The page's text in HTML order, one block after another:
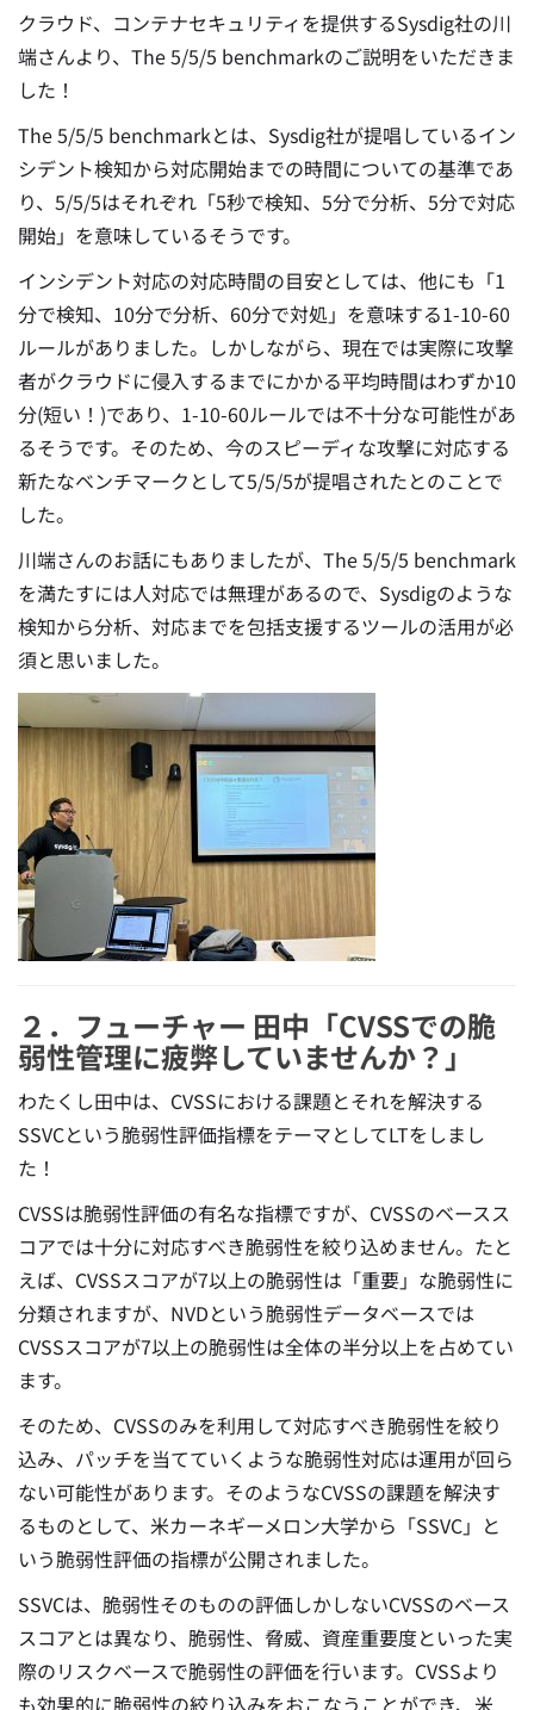
クラウド、コンテナセキュリティを提供するSysdig社の川
端さんより、The 5/5/5 benchmarkのご説明をいただきま
した！
The 5/5/5 benchmarkとは、Sysdig社が提唱しているイン
シデント検知から対応開始までの時間についての基準であ
り、5/5/5はそれぞれ「5秒で検知、5分で分析、5分で対応
開始」を意味しているそうです。
インシデント対応の対応時間の目安としては、他にも「1
分で検知、10分で分析、60分で対処」を意味する1-10-60
ルールがありました。しかしながら、現在では実際に攻撃
者がクラウドに侵入するまでにかかる平均時間はわずか10
分(短い！)であり、1-10-60ルールでは不十分な可能性があ
るそうです。そのため、今のスピーディな攻撃に対応する
新たなベンチマークとして5/5/5が提唱されたとのことで
した。
川端さんのお話にもありましたが、The 5/5/5 benchmark
を満たすには人対応では無理があるので、Sysdigのような
検知から分析、対応までを包括支援するツールの活用が必
須と思いました。
２．フューチャー 田中「CVSSでの脆
弱性管理に疲弊していませんか？」
わたくし田中は、CVSSにおける課題とそれを解決する
SSVCという脆弱性評価指標をテーマとしてLTをしまし
た！
CVSSは脆弱性評価の有名な指標ですが、CVSSのベースス
コアでは十分に対応すべき脆弱性を絞り込めません。たと
えば、CVSSスコアが7以上の脆弱性は「重要」な脆弱性に
分類されますが、NVDという脆弱性データベースでは
CVSSスコアが7以上の脆弱性は全体の半分以上を占めてい
ます。
そのため、CVSSのみを利用して対応すべき脆弱性を絞り
込み、パッチを当てていくような脆弱性対応は運用が回ら
ない可能性があります。そのようなCVSSの課題を解決す
るものとして、米カーネギーメロン大学から「SSVC」と
いう脆弱性評価の指標が公開されました。
SSVCは、脆弱性そのものの評価しかしないCVSSのベース
スコアとは異なり、脆弱性、脅威、資産重要度といった実
際のリスクベースで脆弱性の評価を行います。CVSSより
も効果的に脆弱性の絞り込みをおこなうことができ、米